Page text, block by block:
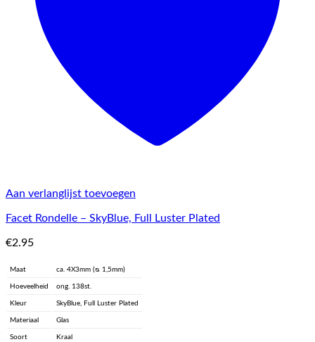
Aan verlanglijst toevoegen
Facet Rondelle – SkyBlue, Full Luster Plated
€2.95
Maat ca. 4X3mm (ᴓ 1,5mm)
Hoeveelheid ong. 138st.
Kleur SkyBlue, Full Luster Plated
Materiaal Glas
Soort Kraal